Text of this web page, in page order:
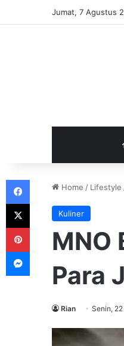
Jumat, 7 Agustus
Home / Lifestyle
Kuliner
MNO
Para
Rian Senin,
Facebook
X
Pinterest
Messenger